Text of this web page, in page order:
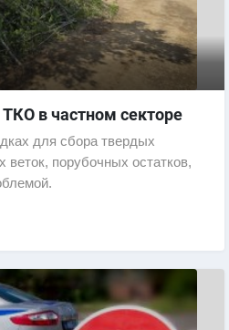
в частном секторе
для сбора твердых
порубочных остатков,